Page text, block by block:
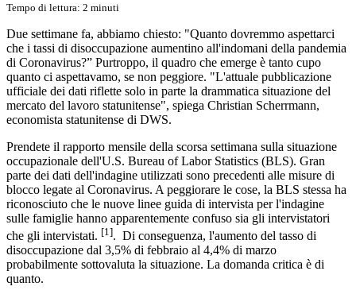
Tempo di lettura: 2 minuti
Due settimane fa, abbiamo chiesto: "Quanto dovremmo aspettarci
che i tassi di disoccupazione aumentino all'indomani della pandemia
di Coronavirus?” Purtroppo, il quadro che emerge è tanto cupo
quanto ci aspettavamo, se non peggiore. "L'attuale pubblicazione
ufficiale dei dati riflette solo in parte la drammatica situazione del
mercato del lavoro statunitense", spiega Christian Scherrmann,
economista statunitense di DWS.
Prendete il rapporto mensile della scorsa settimana sulla situazione
occupazionale dell'U.S. Bureau of Labor Statistics (BLS). Gran
parte dei dati dell'indagine utilizzati sono precedenti alle misure di
blocco legate al Coronavirus. A peggiorare le cose, la BLS stessa ha
riconosciuto che le nuove linee guida di intervista per l'indagine
sulle famiglie hanno apparentemente confuso sia gli intervistatori
che gli intervistati. [1]. Di conseguenza, l'aumento del tasso di
disoccupazione dal 3,5% di febbraio al 4,4% di marzo
probabilmente sottovaluta la situazione. La domanda critica è di
quanto.